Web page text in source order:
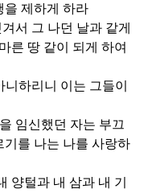
제하게 하라
서 그 나던 날과 같게
른 땅 같이 되게 하여
하리니 이는 그들이
임신했던 자는 부끄
기를 나는 나를 사랑하
양털과 내 삼과 내 기